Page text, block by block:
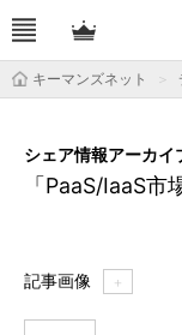
キーマンズネット
「PaaS/IaaS市
シェア情報アーカイ
記事画像 ＋